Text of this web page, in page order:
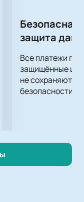
Безопасная
защита
Все платежи
защищённые
не сохраняются
безопасности.